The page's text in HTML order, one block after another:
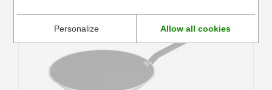
Personalize Allow all cookies